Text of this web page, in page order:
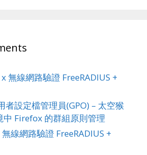
無線網路驗證 FreeRADIUS +
者設定檔管理員(GPO) – 太空猴
中 Firefox 的群組原則管理
線網路驗證 FreeRADIUS +